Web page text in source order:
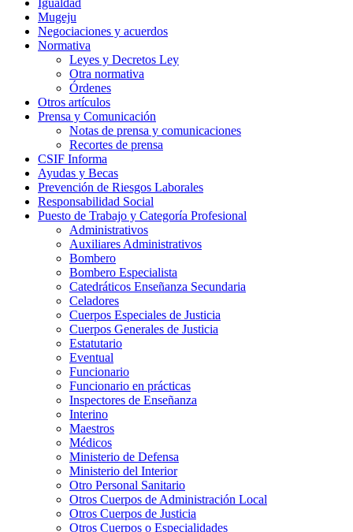
Mugeju
Negociaciones y acuerdos
Normativa
Leyes y Decretos Ley
Otra normativa
Órdenes
Otros artículos
Prensa y Comunicación
Notas de prensa y comunicaciones
Recortes de prensa
CSIF Informa
Ayudas y Becas
Prevención de Riesgos Laborales
Responsabilidad Social
Puesto de Trabajo y Categoría Profesional
Administrativos
Auxiliares Administrativos
Bombero
Bombero Especialista
Catedráticos Enseñanza Secundaria
Celadores
Cuerpos Especiales de Justicia
Cuerpos Generales de Justicia
Estatutario
Eventual
Funcionario
Funcionario en prácticas
Inspectores de Enseñanza
Interino
Maestros
Médicos
Ministerio de Defensa
Ministerio del Interior
Otro Personal Sanitario
Otros Cuerpos de Administración Local
Otros Cuerpos de Justicia
Otros Cuerpos o Especialidades